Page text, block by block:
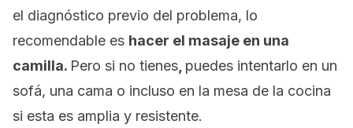
el diagnóstico previo del problema, lo
recomendable es hacer el masaje en una
camilla. Pero si no tienes puedes intentarlo en un
sofá, una cama o incluso en la mesa de la cocina
si esta es amplia y resistente.